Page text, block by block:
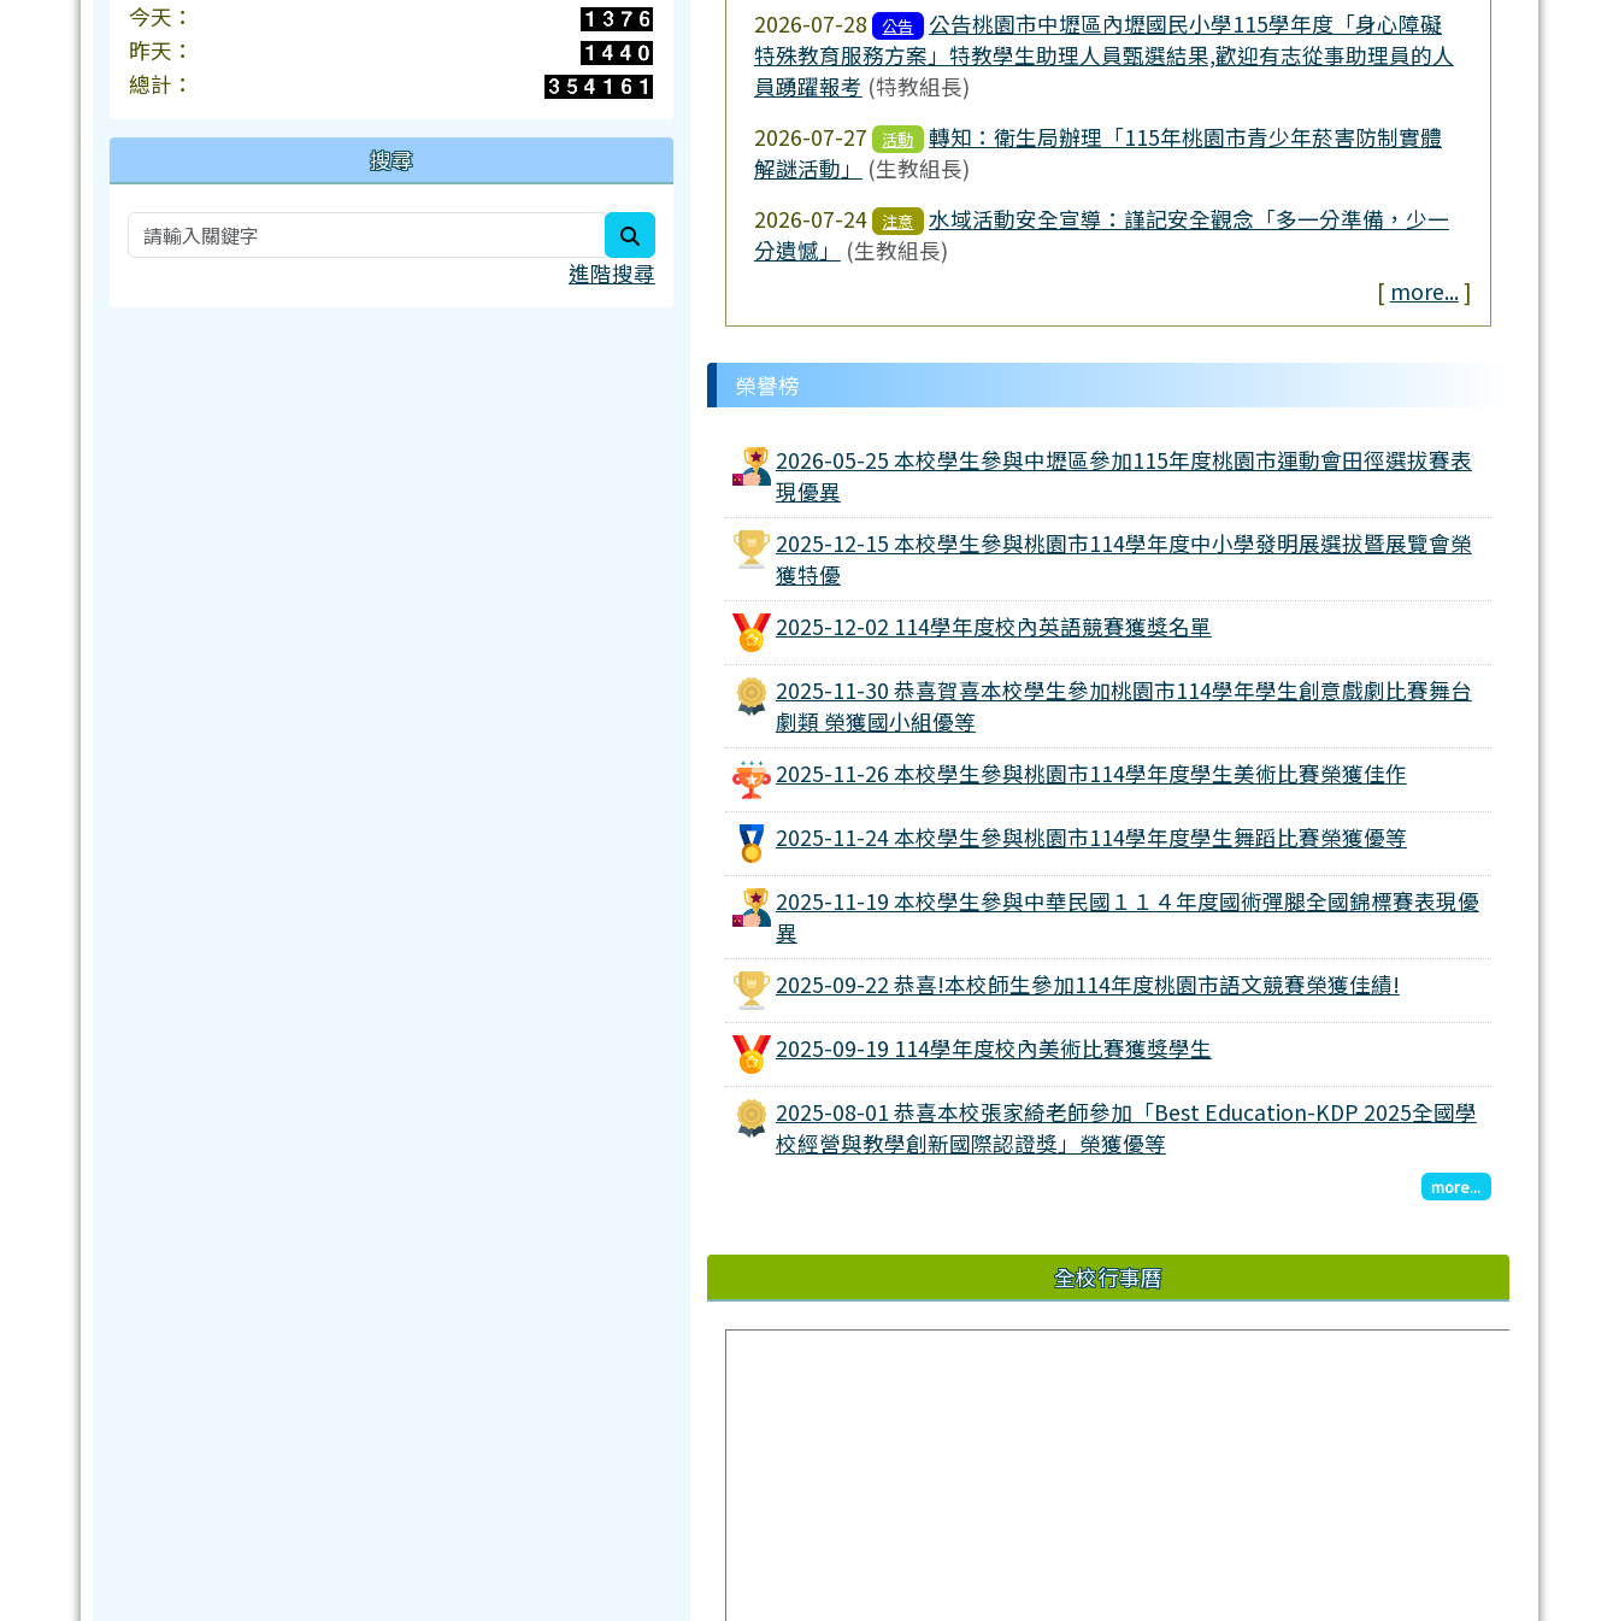
2026-07-28
公告
公告桃園市中壢區內壢國民小學115學年度「身心障礙
特殊教育服務方案」特教學生助理人員甄選結果,歡迎有志從事助理員的人
員踴躍報考 (特教組長)
2026-07-27
活動
轉知：衛生局辦理「115年桃園市青少年菸害防制實體
解謎活動」
(生教組長)
2026-07-24
注意
水域活動安全宣導：謹記安全觀念「多一分準備，少一
分遺憾」
(生教組長)
[ more...]
榮譽榜
2026-05-25 本校學生參與中壢區參加115年度桃園市運動會田徑選拔賽表
現優異
2025-12-15 本校學生參與桃園市114學年度中小學發明展選拔暨展覽會榮
獲特優
2025-12-02 114學年度校內英語競賽獲獎名單
2025-11-30 恭喜賀喜本校學生參加桃園市114學年學生創意戲劇比賽舞台
劇類 榮獲國小組優等
2025-11-26 本校學生參與桃園市114學年度學生美術比賽榮獲佳作
2025-11-24 本校學生參與桃園市114學年度學生舞蹈比賽榮獲優等
2025-11-19 本校學生參與中華民國１１４年度國術彈腿全國錦標賽表現優
異
2025-09-22 恭喜!本校師生參加114年度桃園市語文競賽榮獲佳績!
2025-09-19 114學年度校內美術比賽獲獎學生
2025-08-01 恭喜本校張家綺老師參加「Best Education-KDP 2025全國學
校經營與教學創新國際認證獎」榮獲優等
more...
全校行事曆
今天：
昨天：
總計：
搜尋
進階搜尋